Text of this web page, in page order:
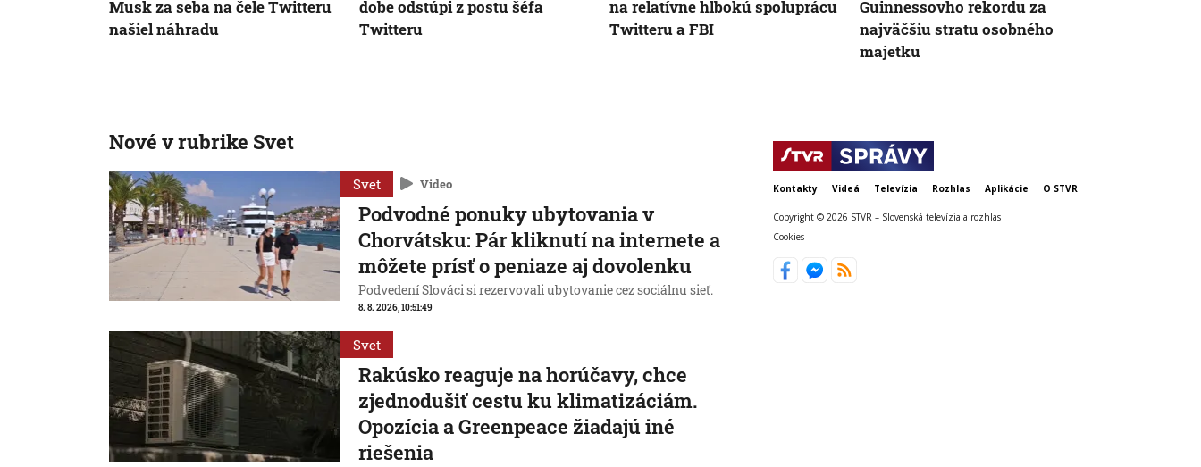
Musk za seba na čele Twitteru
našiel náhradu
dobe odstúpi z postu šéfa
Twitteru
na relatívne hlbokú spoluprácu
Twitteru a FBI
Guinnessovho rekordu za
najväčšiu stratu osobného
majetku
Nové v rubrike Svet
Svet Video
Podvodné ponuky ubytovania v
Chorvátsku: Pár kliknutí na internete a
môžete prísť o peniaze aj dovolenku
Podvedení Slováci si rezervovali ubytovanie cez sociálnu sieť.
8. 8. 2026, 10:51:49
Svet
Rakúsko reaguje na horúčavy, chce
zjednodušiť cestu ku klimatizáciám.
Opozícia a Greenpeace žiadajú iné
riešenia
Kontakty Videá Televízia Rozhlas Aplikácie O STVR
Copyright © 2026 STVR – Slovenská televízia a rozhlas
Cookies